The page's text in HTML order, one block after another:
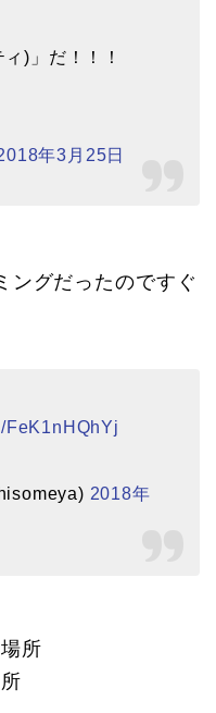
)」だ！！！
年3月25日
ングだったのですぐ
FeK1nHQhYj
2018年
所